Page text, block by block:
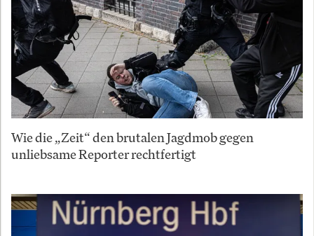
Wie die „Zeit“ den brutalen Jagdmob gegen
unliebsame Reporter rechtfertigt